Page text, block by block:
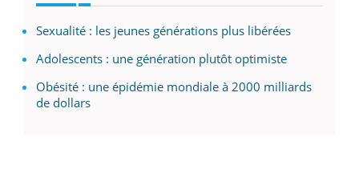
Sexualité : les jeunes générations plus libérées
Adolescents : une génération plutôt optimiste
Obésité : une épidémie mondiale à 2000 milliards
de dollars